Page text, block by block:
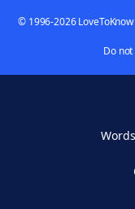
© 1996-2026
Do